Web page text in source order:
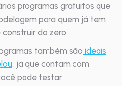
programas gratuitos que
para quem já tem
do zero.
também são ideais
, já que contam com
pode testar